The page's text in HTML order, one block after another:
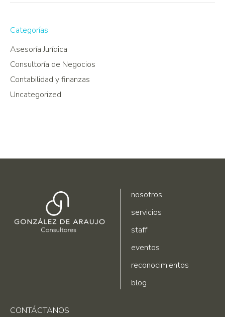
Categorías
Asesoría Jurídica
Consultoría de Negocios
Contabilidad y finanzas
Uncategorized
nosotros
servicios
staff
eventos
reconocimientos
blog
CONTÁCTANOS